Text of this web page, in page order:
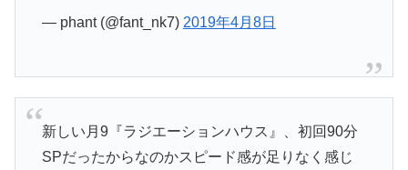
— phant (@fant_nk7) 2019年4月8日
新しい月9『ラジエーションハウス』、初回90分
SPだったからなのかスピード感が足りなく感じ